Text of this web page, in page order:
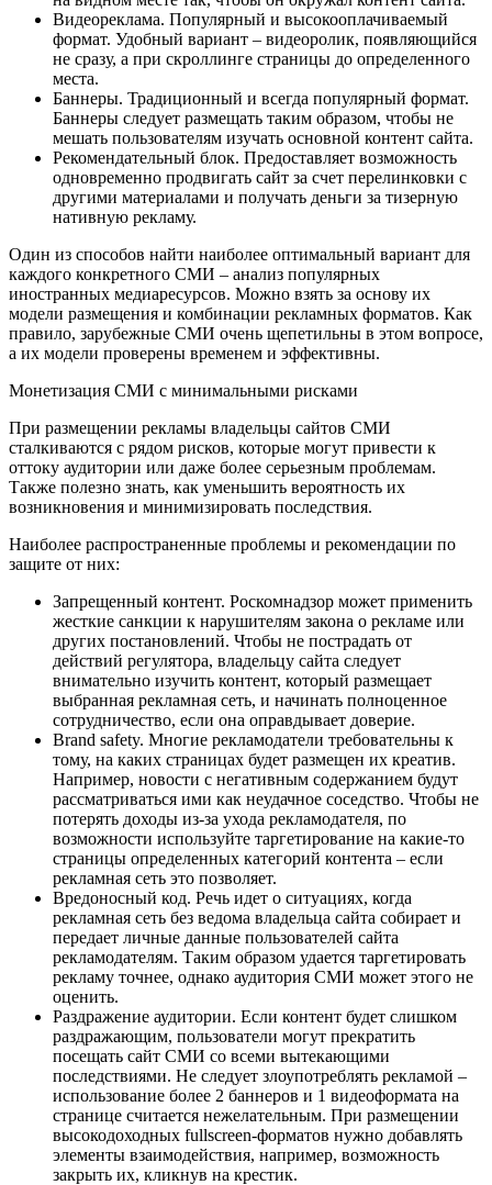
Видеореклама. Популярный и высокооплачиваемый
формат. Удобный вариант – видеоролик, появляющийся
не сразу, а при скроллинге страницы до определенного
места.
Баннеры. Традиционный и всегда популярный формат.
Баннеры следует размещать таким образом, чтобы не
мешать пользователям изучать основной контент сайта.
Рекомендательный блок. Предоставляет возможность
одновременно продвигать сайт за счет перелинковки с
другими материалами и получать деньги за тизерную
нативную рекламу.
Один из способов найти наиболее оптимальный вариант для
каждого конкретного СМИ – анализ популярных
иностранных медиаресурсов. Можно взять за основу их
модели размещения и комбинации рекламных форматов. Как
правило, зарубежные СМИ очень щепетильны в этом вопросе,
а их модели проверены временем и эффективны.
Монетизация СМИ с минимальными рисками
При размещении рекламы владельцы сайтов СМИ
сталкиваются с рядом рисков, которые могут привести к
оттоку аудитории или даже более серьезным проблемам.
Также полезно знать, как уменьшить вероятность их
возникновения и минимизировать последствия.
Наиболее распространенные проблемы и рекомендации по
защите от них:
Запрещенный контент. Роскомнадзор может применить
жесткие санкции к нарушителям закона о рекламе или
других постановлений. Чтобы не пострадать от
действий регулятора, владельцу сайта следует
внимательно изучить контент, который размещает
выбранная рекламная сеть, и начинать полноценное
сотрудничество, если она оправдывает доверие.
Brand safety. Многие рекламодатели требовательны к
тому, на каких страницах будет размещен их креатив.
Например, новости с негативным содержанием будут
рассматриваться ими как неудачное соседство. Чтобы не
потерять доходы из-за ухода рекламодателя, по
возможности используйте таргетирование на какие-то
страницы определенных категорий контента – если
рекламная сеть это позволяет.
Вредоносный код. Речь идет о ситуациях, когда
рекламная сеть без ведома владельца сайта собирает и
передает личные данные пользователей сайта
рекламодателям. Таким образом удается таргетировать
рекламу точнее, однако аудитория СМИ может этого не
оценить.
Раздражение аудитории. Если контент будет слишком
раздражающим, пользователи могут прекратить
посещать сайт СМИ со всеми вытекающими
последствиями. Не следует злоупотреблять рекламой –
использование более 2 баннеров и 1 видеоформата на
странице считается нежелательным. При размещении
высокодоходных fullscreen-форматов нужно добавлять
элементы взаимодействия, например, возможность
закрыть их, кликнув на крестик.